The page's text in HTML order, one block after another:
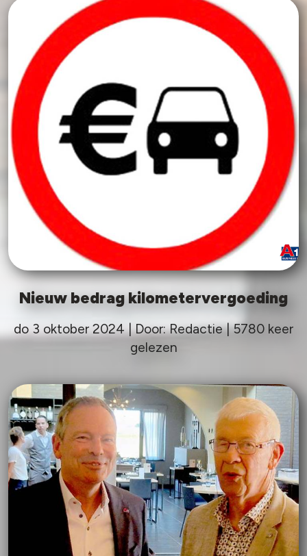
Nieuw bedrag kilometervergoeding
do 3 oktober 2024 | Door: Redactie | 5780 keer
gelezen